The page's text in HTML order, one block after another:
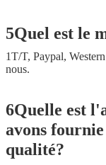
5Quel est le
1T/T, Paypal,
nous.
6Quelle est
avons
qualité?